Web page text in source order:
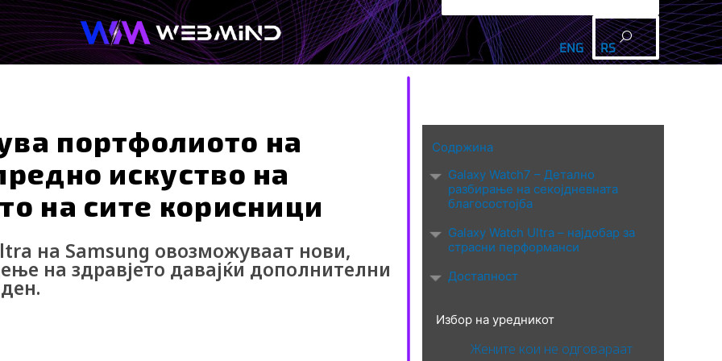
RS
ENG
портфолиото на
искуство на
на сите корисници
на Samsung овозможуваат нови,
на здравјето давајќи дополнителни
Содржина
Galaxy Watch7 – Детално
разбирање на секојдневната
благосостојба
Galaxy Watch Ultra – најдобар за
страсни перформанси
Достапност
Избор на уредникот
Жените кои не одговараат